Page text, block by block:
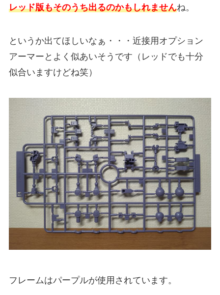
レッド版もそのうち出るのかもしれませんね。
というか出てほしいなぁ・・・近接用オプション
アーマーとよく似あいそうです（レッドでも十分
似合いますけどね笑）
フレームはパープルが使用されています。